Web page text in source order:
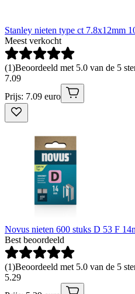
Stanley nieten type ct 7.8x12mm
Meest verkocht
(1)Beoordeeld met 5.0 van de 5
7.09
Prijs: 7.09 euro
Novus nieten 600 stuks D 53 F
Best beoordeeld
(1)Beoordeeld met 5.0 van de 5
5.29